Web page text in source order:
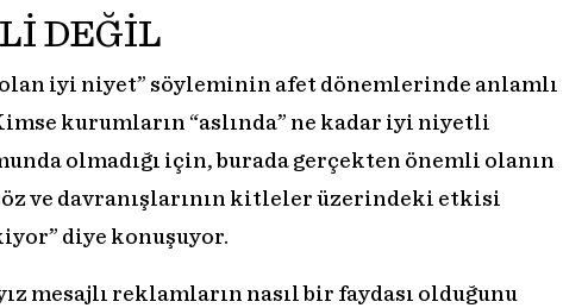
DEĞİL
iyi niyet” söyleminin afet dönemlerinde anlamlı
kurumların “aslında” ne kadar iyi niyetli
olmadığı için, burada gerçekten önemli olanın
ve davranışlarının kitleler üzerindeki etkisi
diye konuşuyor.
mesajlı reklamların nasıl bir faydası olduğunu